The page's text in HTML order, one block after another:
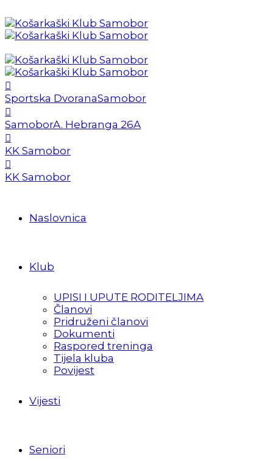
Sportska DvoranaSamobor
SamoborA. Hebranga 26A
KK Samobor
KK Samobor
Naslovnica
Klub
UPISI I UPUTE RODITELJIMA
Članovi
Pridruženi članovi
Dokumenti
Raspored treninga
Tijela kluba
Povijest
Vijesti
Seniori